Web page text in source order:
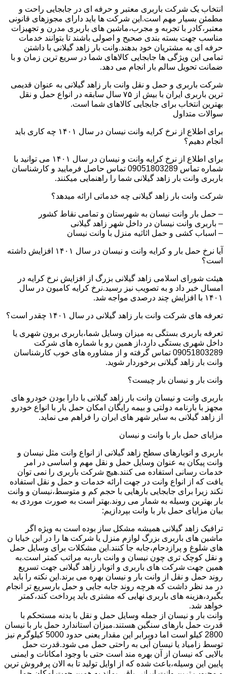
انتخاب یک شرکت باربری معتبر و حرفه ای در جابجایی راحت و
مطمئن بسیار مهم است.این شرکت ها باید دارای مجوزهای قانونی
معتبر،کادر با تجربه و مجرب،ماشین های باربری مدرن و تجهیزات
مناسب جهت بسته بندی صحیح و اصولی باشند تا بتوانند خدمات
حرفه ای به مشتریان خود بدهند.وانت بار زاهد گیلانی با داشتن
تمامی این ویژگی ها جابجایی کالاهای شما در سریع ترین زمان و با
ضمانت تحویل سالم بار انجام می دهد.
شرکت باربری و حمل و نقل وانت بار زاهد گیلانی به عنوان قدیمی
ترین باربری ایران با بیش از ۷۵ سال سابقه در انواع حمل و نقل
بهترین انتخاب برای جابجایی کالاهای شما است.
سوالات متداول
برای اطلاع از نرخ کرایه وانت نیسان در سال ۱۴۰۱ چه کاری باید
انجام دهیم؟
برای اطلاع از نرخ کرایه وانت و نیسان در سال ۱۴۰۱ می توانید با
شماره تماس 09051803289 تماس حاصل فرمایید و کارشناسان
باربری وانت بار زاهد گیلانی شما را راهنمایی میکنند.
شرکت وانت بار زاهد گیلانی چه خدماتی ارائه میدهد؟
– حمل بار وانت نیسان به شهرستان و تمامی نقاط کشور
– باربری وانت نیسان در داخل شهر زاهد گیلانی
– اسباب کشی و حمل اثاثیه منزل با وانت نیسان
آیا نرخ حمل بار و کرایه وانت و نیسان در سال ۱۴۰۱ افزایش داشته
است؟
هیئت شورای اسلامی زاهد گیلانی بزرگ از افزایش نرخ کرایه در
امسال خبر داد و به تصویب نیز رسید.نرخ کرایه کامیون در سال
۱۴۰۱ با افزایش چند درصدی مواجه شد.
تعرفه های شرکت وانت بار زاهد گیلانی در سال ۱۴۰۱ چقدر است؟
تعرفه باربری بستگی به میزان وسایل شما،باربری برون شهری یا
داخل شهری بستگی دارد،از همین رو با شماره های شرکت
09051803289 تماس گرفته و از مشاوره های خوب کارشناسان
وانت بار زاهد گیلانی برخوردار شوید.
وانت بار و نیسان بار چیست؟
باربری وانت و نیسان وانت بار زاهد گیلانی با دارا بودن خودرو های
مجهز با بارنامه دولتی و بیمه رایگان امکان حمل بار با انواع خودرو
از زاهد گیلانی به سایر شهر های ایران را فراهم می نماید.
مزایای حمل بار با وانت و نیسان
باربری و اتوبارهای سطح زاهد گیلانی از انواع وانت مثل نیسان و
وانت پیکان به عنوان وسایل حمل و نقل مهم و اساسی در امر
خدمات رسانی استفاده می کنند.هیچ شرکت باربری را نمی توان
یافت که از انواع وانت در جهت ارائه خدمات و حمل و نقل استفاده
نکند زیرا برای جابجایی بارهایی با حجم کم و متوسط،نیسان و وانت
بار بهترین وسیله به شمار می روند.بهتر است به صورت موردی به
بیان مزایای حمل بار با وانت بپردازیم:
ترافیک زاهد گیلانی همیشه مشکل ساز بوده است به ویژه اگر
ماشین های باربری بزرگ لوازم منزل یا شرکت ها را در این خیابا ن
های شلوغ و پرازدحام،جابه جا کنند.این مشکلات برای وسایل حمل
و نقل کوچک تری چون نیسان و وانت بار،به مراتب کمتر است.به
همین جهت شرکت های باربری و اتوبار زاهد گیلانی جهت تسریع
روند حمل و نقل از وانت بار و نیسان بهره می برند.این نکته را باید
در مد نظر داشت که هرچه روند جابه جایی و حمل بارسریع تر انجام
بگیرد،هزینه های باربری نهایی که مشتری باید پرداخت کند،کمتر
خواهد شد.
وانت بار و نیسان از جمله وسایل حمل و نقل با بدنه مستحکم با
قدرت حمل بارهای سنگین هستند.میزان استاندارد حمل بار با نیسان
2800 کیلو است اما دوبرابر این مقدار یعنی حدود 5000 کیلوگرم نیز
توسط زامیاد یا نیسان آبی به راحتی حمل می شود.قدرت حمل
بالایی که نیسان از آن بهره مند است حتی با وجود امکانات و ایمنی
پایین این وسیله،باعث شده که از اوایل تولید تا به الان پرفروش ترین